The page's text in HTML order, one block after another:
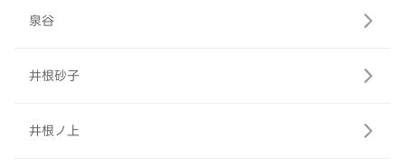
泉谷
井根砂子
井根ノ上